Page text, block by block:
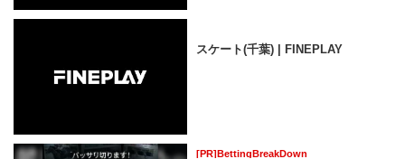
スケート(千葉) | FINEPLAY
[PR]BettingBreakDown